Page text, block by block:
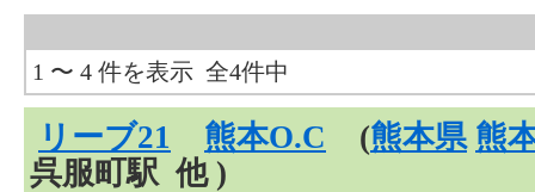
1 〜 4 件を表示 全4件中
リーブ21 熊本O.C (熊本県 熊
呉服町駅 他 )